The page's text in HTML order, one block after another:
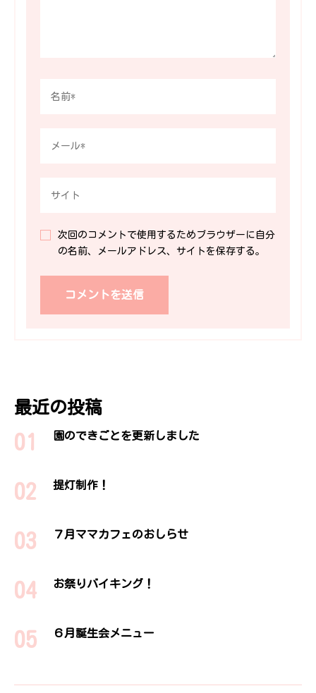
次回のコメントで使用するためブラウザーに自分
の名前、メールアドレス、サイトを保存する。
最近の投稿
園のできごとを更新しました
提灯制作！
７月ママカフェのおしらせ
お祭りバイキング！
６月誕生会メニュー